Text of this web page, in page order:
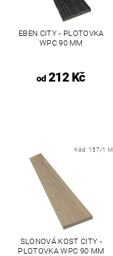
EBEN CITY - PLOTOVKA
WPC 90 MM
od212 Kč
Kód: 157/1 M
SLONOVÁ KOST CITY -
PLOTOVKA WPC 90 MM